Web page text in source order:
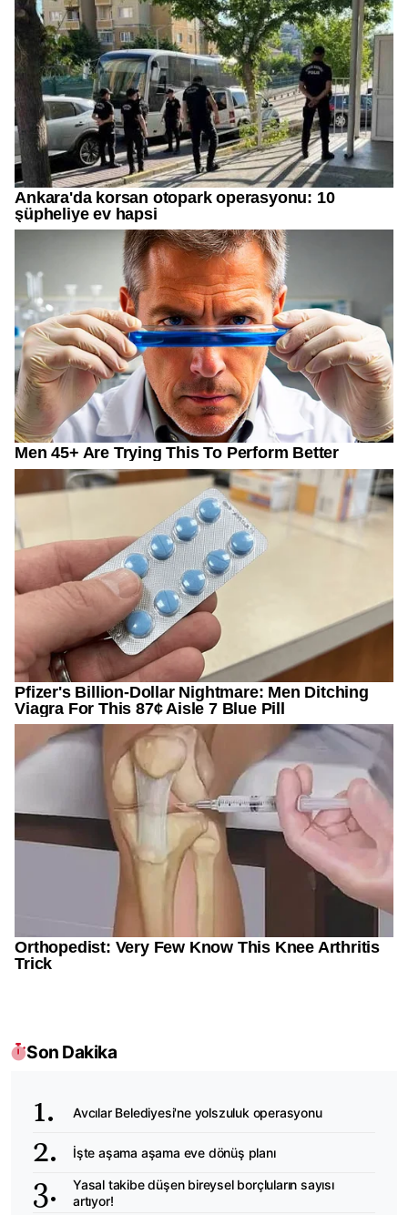
Son Dakika
Avcılar Belediyesi'ne yolszuluk operasyonu
İşte aşama aşama eve dönüş planı
Yasal takibe düşen bireysel borçluların sayısı
artıyor!